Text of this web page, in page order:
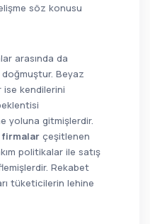
söz konusu
arasında da
doğmuştur. Beyaz
kendilerini
yoluna gitmişlerdir.
firmalar çeşitlenen
politikalar ile satış
Rekabet
tüketicilerin lehine